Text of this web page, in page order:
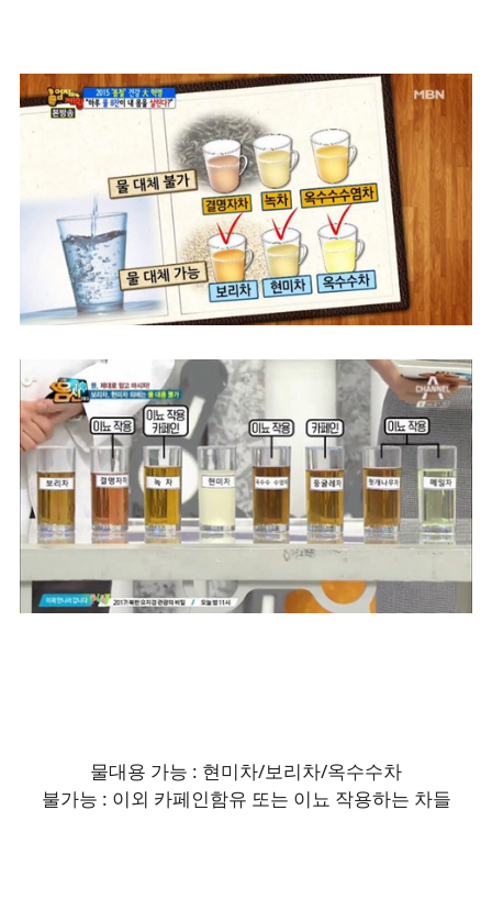
물대용 가능 : 현미차/보리차/옥수수차
불가능 : 이외 카페인함유 또는 이뇨 작용하는 차들